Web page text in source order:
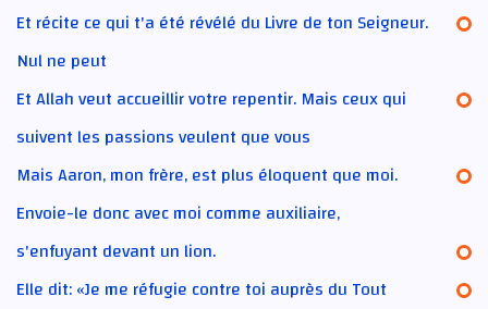
Et récite ce qui t'a été révélé du Livre de ton Seigneur.
Nul ne peut
Et Allah veut accueillir votre repentir. Mais ceux qui
suivent les passions veulent que vous
Mais Aaron, mon frère, est plus éloquent que moi.
Envoie-le donc avec moi comme auxiliaire,
s'enfuyant devant un lion.
Elle dit: «Je me réfugie contre toi auprès du Tout